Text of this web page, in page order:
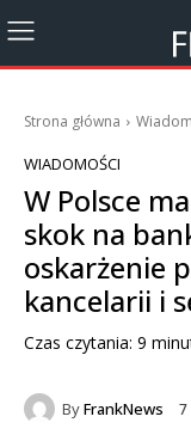
Strona główna
WIADOMOŚCI
W Polsce
skok na
oskarżenie
kancelarii i
Czas czytania: 9
ByFrankNews 7